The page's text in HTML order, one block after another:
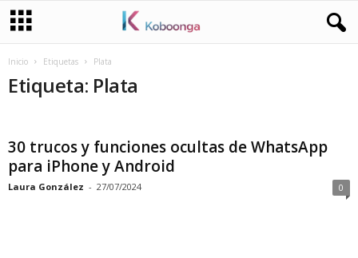
Inicio Etiquetas Plata
Etiqueta: Plata
30 trucos y funciones ocultas de WhatsApp
para iPhone y Android
Laura González - 27/07/2024 0